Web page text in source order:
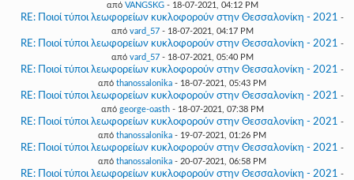
από VANGSKG- 18-07-2021, 04:12 PM
RE: Ποιοί τύποι λεωφορείων κυκλοφορούν στην Θεσσαλονίκη - 2021 -
από vard_57- 18-07-2021, 04:17 PM
RE: Ποιοί τύποι λεωφορείων κυκλοφορούν στην Θεσσαλονίκη - 2021 -
από vard_57- 18-07-2021, 05:40 PM
RE: Ποιοί τύποι λεωφορείων κυκλοφορούν στην Θεσσαλονίκη - 2021 -
από thanossalonika - 18-07-2021, 05:43 PM
RE: Ποιοί τύποι λεωφορείων κυκλοφορούν στην Θεσσαλονίκη - 2021 -
από george-oasth- 18-07-2021, 07:38 PM
RE: Ποιοί τύποι λεωφορείων κυκλοφορούν στην Θεσσαλονίκη - 2021 -
από thanossalonika - 19-07-2021, 01:26 PM
RE: Ποιοί τύποι λεωφορείων κυκλοφορούν στην Θεσσαλονίκη - 2021 -
από thanossalonika - 20-07-2021, 06:58 PM
RE: Ποιοί τύποι λεωφορείων κυκλοφορούν στην Θεσσαλονίκη - 2021 -